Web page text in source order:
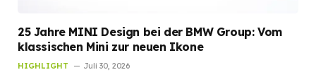
25 Jahre MINI Design bei der BMW Group: Vom
klassischen Mini zur neuen Ikone
HIGHLIGHT Juli 30, 2026